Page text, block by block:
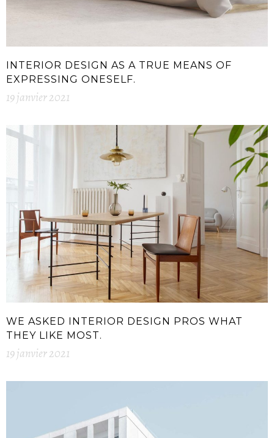
INTERIOR DESIGN AS A TRUE MEANS OF
EXPRESSING ONESELF.
19 janvier 2021
WE ASKED INTERIOR DESIGN PROS WHAT
THEY LIKE MOST.
19 janvier 2021